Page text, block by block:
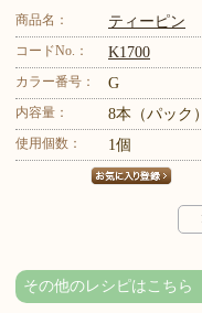
商品名： ティーピン
コードNo.： K1700
カラー番号： G
内容量： 8本（パック）
使用個数： 1個
その他のレシピはこちら